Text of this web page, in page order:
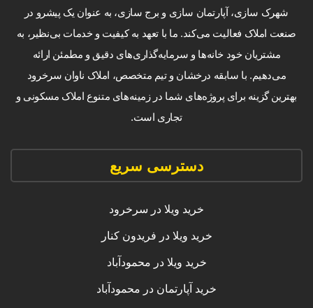
شهرک سازی، آپارتمان سازی و برج سازی، به عنوان یک پیشرو در
صنعت املاک فعالیت می‌کند. ما با تعهد به کیفیت و خدمات بی‌نظیر، به
مشتریان خود خانه‌ها و سرمایه‌گذاری‌های دقیق و مطمئن ارائه
می‌دهیم. با سابقه درخشان و تیم متخصص، املاک ناوان سرخرود
بهترین گزینه برای پروژه‌های شما در زمینه‌های متنوع املاک مسکونی و
تجاری است.
دسترسی سریع
خرید ویلا در سرخرود
خرید ویلا در فریدون کنار
خرید ویلا در محمودآباد
خرید آپارتمان در محمودآباد